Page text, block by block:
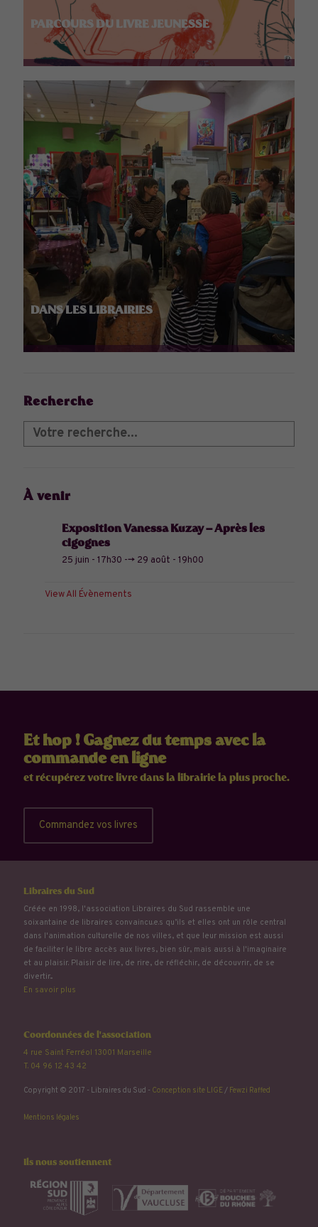
PARCOURS DU LIVRE JEUNESSE
DANS LES LIBRAIRIES
Recherche
À venir
Exposition Vanessa Kuzay – Après les
cigognes
25 juin - 17h30 --> 29 août - 19h00
View All Évènements
Et hop ! Gagnez du temps avec la
commande en ligne
et récupérez votre livre dans la librairie la plus proche.
Commandez vos livres
Libraires du Sud
Créée en 1998, l'association Libraires du Sud rassemble une
soixantaine de libraires convaincu.e.s qu’ils et elles ont un rôle central
dans l'animation culturelle de nos villes, et que leur mission est aussi
de faciliter le libre accès aux livres, bien sûr, mais aussi à l'imaginaire
et au plaisir. Plaisir de lire, de rire, de réfléchir, de découvrir, de se
divertir...
En savoir plus
Coordonnées de l'association
4 rue Saint Ferréol 13001 Marseille
T. 04 96 12 43 42
Copyright © 2017 - Libraires du Sud - Conception site LIGE / Fewzi Raffed
Mentions légales
Ils nous soutiennent